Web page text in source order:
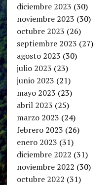
diciembre 2023 (30)
noviembre 2023 (30)
octubre 2023 (26)
septiembre 2023 (27)
agosto 2023 (30)
julio 2023 (23)
junio 2023 (21)
mayo 2023 (23)
abril 2023 (25)
marzo 2023 (24)
febrero 2023 (26)
enero 2023 (31)
diciembre 2022 (31)
noviembre 2022 (30)
octubre 2022 (31)